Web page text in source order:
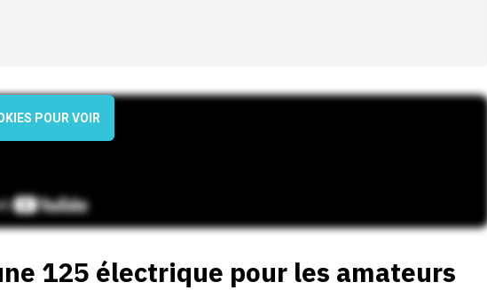
POUR VOIR
125 électrique pour les amateurs